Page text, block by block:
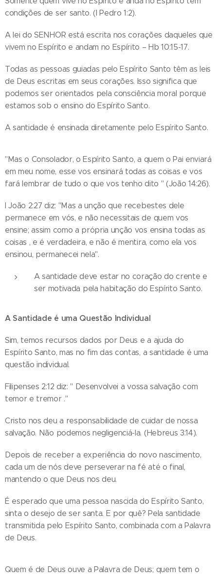
condições de ser santo. (I Pedro 1:2).
A lei do SENHOR está escrita nos corações daqueles que
vivem no Espírito e andam no Espírito – Hb 10:15-17.
Todas as pessoas guiadas pelo Espírito Santo têm as leis
de Deus escritas em seus corações. Isso significa que
podemos ser orientados pela consciência moral porque
estamos sob o ensino do Espírito Santo.
A santidade é ensinada diretamente pelo Espírito Santo.
"Mas o Consolador, o Espírito Santo, a quem o Pai enviará
em meu nome, esse vos ensinará todas as coisas e vos
fará lembrar de tudo o que vos tenho dito " (João 14:26).
I João 2:27 diz: "Mas a unção que recebestes dele
permanece em vós, e não necessitais de quem vos
ensine; assim como a própria unção vos ensina todas as
coisas , e é verdadeira, e não é mentira, como ela vos
ensinou, permanecei nela".
A santidade deve estar no coração do crente e
ser motivada pela habitação do Espírito Santo.
A Santidade é uma Questão Individual
Sim, temos recursos dados por Deus e a ajuda do
Espírito Santo, mas no fim das contas, a santidade é uma
questão individual.
Filipenses 2:12 diz: " Desenvolvei a vossa salvação com
temor e tremor ."
Cristo nos deu a responsabilidade de cuidar de nossa
salvação. Não podemos negligenciá-la. (Hebreus 3:14).
Depois de receber a experiência do novo nascimento,
cada um de nós deve perseverar na fé até o final,
mantendo o que Deus nos deu.
É esperado que uma pessoa nascida do Espírito Santo,
sinta o desejo de ser santa. E por quê? Pela santidade
transmitida pelo Espírito Santo, combinada com a Palavra
de Deus.
Quem é de Deus ouve a Palavra de Deus; quem tem o